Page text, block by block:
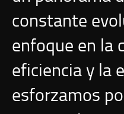
constante
enfoque en la
eficiencia y la
esforzamos